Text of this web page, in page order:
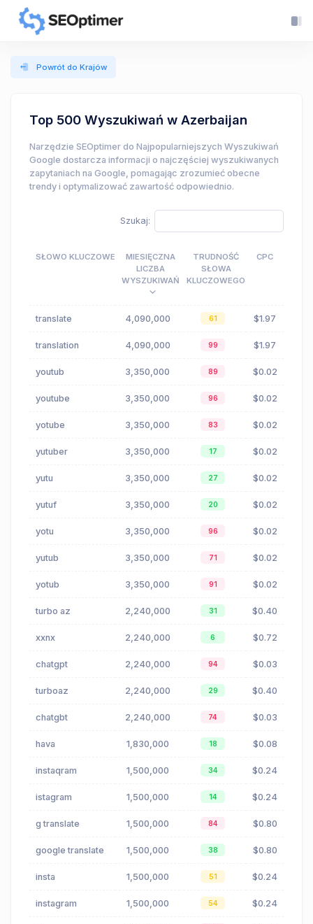
Powrót do Krajów
Top 500 Wyszukiwań w Azerbaijan
Narzędzie SEOptimer do Najpopularniejszych Wyszukiwań
Google dostarcza informacji o najczęściej wyszukiwanych
zapytaniach na Google, pomagając zrozumieć obecne
trendy i optymalizować zawartość odpowiednio.
Szukaj:
SŁOWO KLUCZOWE
MIESIĘCZNA
LICZBA
WYSZUKIWAŃ
TRUDNOŚĆ
SŁOWA
KLUCZOWEGO
CPC
translate 4,090,000 61 $1.97
translation 4,090,000 99 $1.97
youtub 3,350,000 89 $0.02
youtube 3,350,000 96 $0.02
yotube 3,350,000 83 $0.02
yutuber 3,350,000 17 $0.02
yutu 3,350,000 27 $0.02
yutuf 3,350,000 20 $0.02
yotu 3,350,000 96 $0.02
yutub 3,350,000 71 $0.02
yotub 3,350,000 91 $0.02
turbo az 2,240,000 31 $0.40
xxnx 2,240,000 6 $0.72
chatgpt 2,240,000 94 $0.03
turboaz 2,240,000 29 $0.40
chatgbt 2,240,000 74 $0.03
hava 1,830,000 18 $0.08
instaqram 1,500,000 34 $0.24
istagram 1,500,000 14 $0.24
g translate 1,500,000 84 $0.80
google translate 1,500,000 38 $0.80
insta 1,500,000 51 $0.24
instagram 1,500,000 54 $0.24